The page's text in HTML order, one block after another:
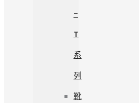
-
T
系
列
靴